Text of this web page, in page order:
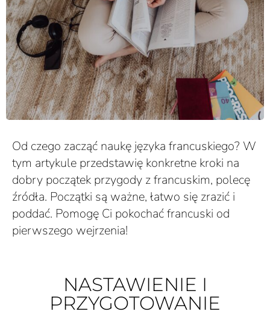
Od czego zacząć naukę języka francuskiego? W
tym artykule przedstawię konkretne kroki na
dobry początek przygody z francuskim, polecę
źródła. Początki są ważne, łatwo się zrazić i
poddać. Pomogę Ci pokochać francuski od
pierwszego wejrzenia!
NASTAWIENIE I
PRZYGOTOWANIE